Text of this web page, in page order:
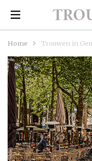
Home Trouwen in